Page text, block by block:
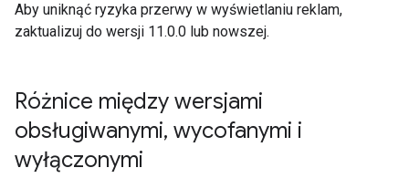
Aby uniknąć ryzyka przerwy w wyświetlaniu reklam,
zaktualizuj do wersji 11.0.0 lub nowszej.
Różnice między wersjami
obsługiwanymi, wycofanymi i
wyłączonymi